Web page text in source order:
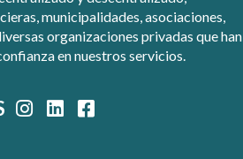
municipalidades, asociaciones,
organizaciones privadas que han
en nuestros servicios.